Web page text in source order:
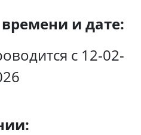
и дате:
с 12-02-